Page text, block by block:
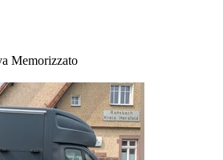
Memorizzato